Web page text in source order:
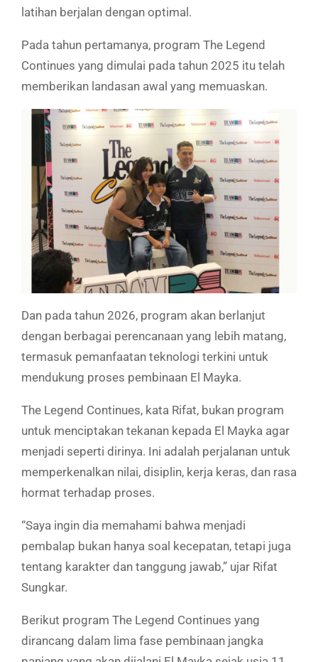
latihan berjalan dengan optimal.
Pada tahun pertamanya, program The Legend
Continues yang dimulai pada tahun 2025 itu telah
memberikan landasan awal yang memuaskan.
Dan pada tahun 2026, program akan berlanjut
dengan berbagai perencanaan yang lebih matang,
termasuk pemanfaatan teknologi terkini untuk
mendukung proses pembinaan El Mayka.
The Legend Continues, kata Rifat, bukan program
untuk menciptakan tekanan kepada El Mayka agar
menjadi seperti dirinya. Ini adalah perjalanan untuk
memperkenalkan nilai, disiplin, kerja keras, dan rasa
hormat terhadap proses.
“Saya ingin dia memahami bahwa menjadi
pembalap bukan hanya soal kecepatan, tetapi juga
tentang karakter dan tanggung jawab,” ujar Rifat
Sungkar.
Berikut program The Legend Continues yang
dirancang dalam lima fase pembinaan jangka